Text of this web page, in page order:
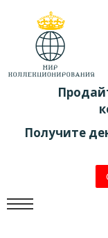
Получите